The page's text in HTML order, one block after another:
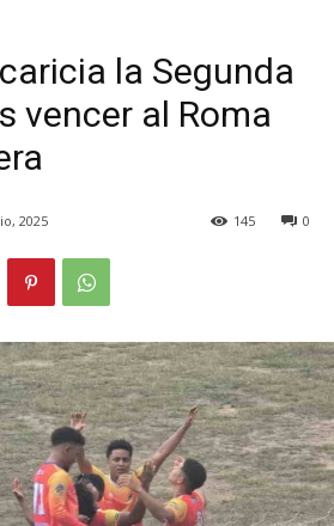
la Segunda
vencer al Roma
2025 0
145